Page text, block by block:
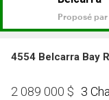
4554 Belcarra Bay
2 089 000 $ 3